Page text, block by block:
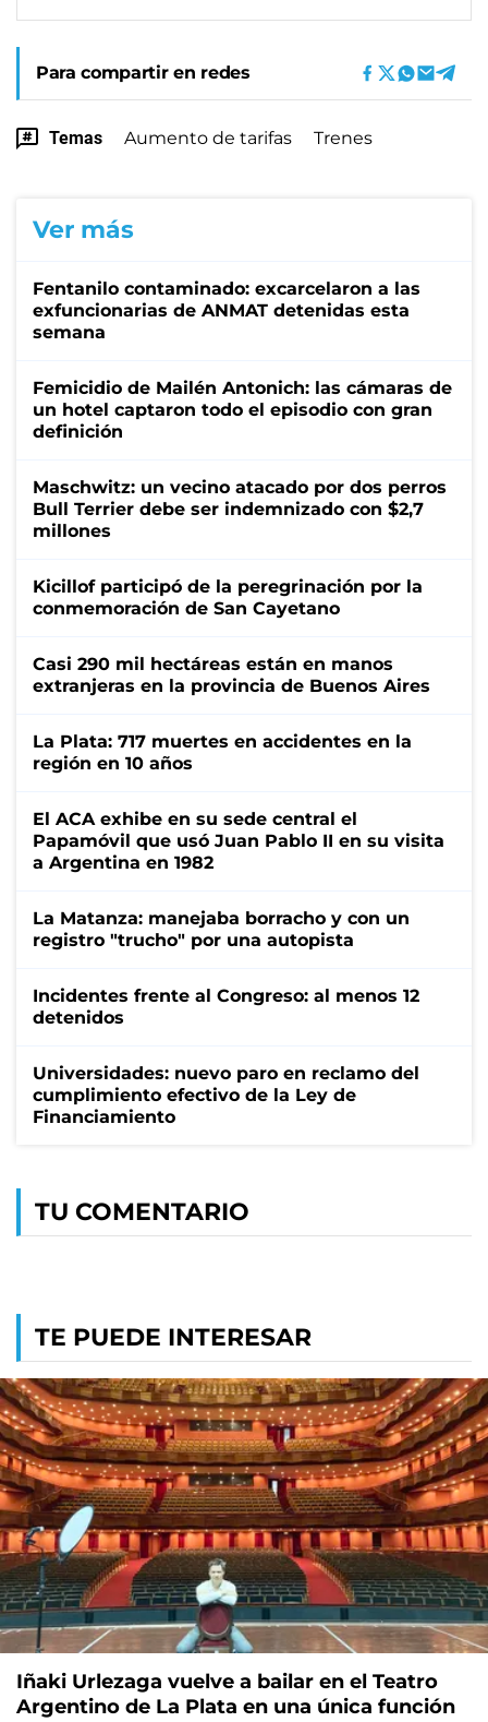
Para compartir en redes
Temas Aumento de tarifas Trenes
Ver más
Fentanilo contaminado: excarcelaron a las
exfuncionarias de ANMAT detenidas esta
semana
Femicidio de Mailén Antonich: las cámaras de
un hotel captaron todo el episodio con gran
definición
Maschwitz: un vecino atacado por dos perros
Bull Terrier debe ser indemnizado con $2,7
millones
Kicillof participó de la peregrinación por la
conmemoración de San Cayetano
Casi 290 mil hectáreas están en manos
extranjeras en la provincia de Buenos Aires
La Plata: 717 muertes en accidentes en la
región en 10 años
El ACA exhibe en su sede central el
Papamóvil que usó Juan Pablo II en su visita
a Argentina en 1982
La Matanza: manejaba borracho y con un
registro "trucho" por una autopista
Incidentes frente al Congreso: al menos 12
detenidos
Universidades: nuevo paro en reclamo del
cumplimiento efectivo de la Ley de
Financiamiento
TU COMENTARIO
TE PUEDE INTERESAR
Iñaki Urlezaga vuelve a bailar en el Teatro
Argentino de La Plata en una única función